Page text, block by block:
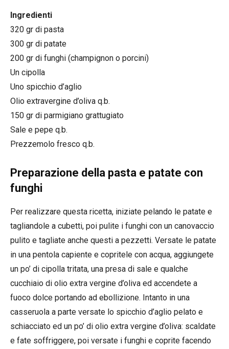
Ingredienti
320 gr di pasta
300 gr di patate
200 gr di funghi (champignon o porcini)
Un cipolla
Uno spicchio d’aglio
Olio extravergine d’oliva q.b.
150 gr di parmigiano grattugiato
Sale e pepe q.b.
Prezzemolo fresco q.b.
Preparazione della pasta e patate con
funghi
Per realizzare questa ricetta, iniziate pelando le patate e
tagliandole a cubetti, poi pulite i funghi con un canovaccio
pulito e tagliate anche questi a pezzetti. Versate le patate
in una pentola capiente e copritele con acqua, aggiungete
un po’ di cipolla tritata, una presa di sale e qualche
cucchiaio di olio extra vergine d’oliva ed accendete a
fuoco dolce portando ad ebollizione. Intanto in una
casseruola a parte versate lo spicchio d’aglio pelato e
schiacciato ed un po’ di olio extra vergine d’oliva: scaldate
e fate soffriggere, poi versate i funghi e coprite facendo